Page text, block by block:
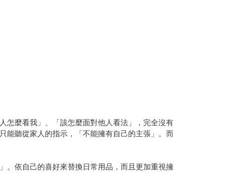
怎麼看我」、「該怎麼面對他人看法」，完全沒有
能聽從家人的指示，「不能擁有自己的主張」。而
。依自己的喜好來替換日常用品，而且更加重視擁